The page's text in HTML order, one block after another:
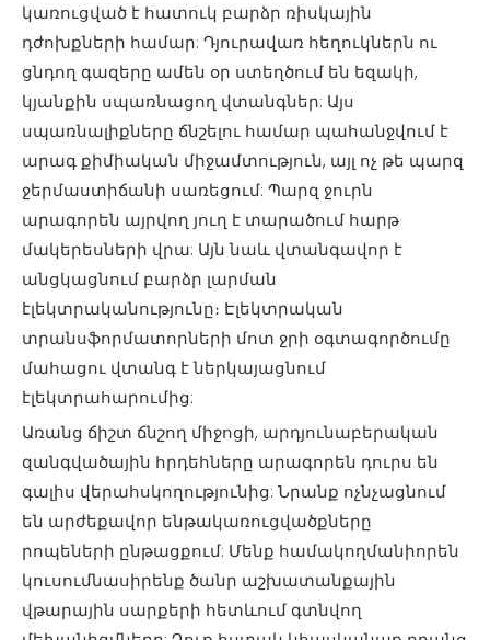
կառուցված է հատուկ բարձր ռիսկային
դժոխքների համար: Դյուրավառ հեղուկներն ու
ցնդող գազերը ամեն օր ստեղծում են եզակի,
կյանքին սպառնացող վտանգներ: Այս
սպառնալիքները ճնշելու համար պահանջվում է
արագ քիմիական միջամտություն, այլ ոչ թե պարզ
ջերմաստիճանի սառեցում: Պարզ ջուրն
արագորեն այրվող յուղ է տարածում հարթ
մակերեսների վրա: Այն նաև վտանգավոր է
անցկացնում բարձր լարման
էլեկտրականությունը։ Էլեկտրական
տրանսֆորմատորների մոտ ջրի օգտագործումը
մահացու վտանգ է ներկայացնում
էլեկտրահարումից:
Առանց ճիշտ ճնշող միջոցի, արդյունաբերական
զանգվածային հրդեհները արագորեն դուրս են
գալիս վերահսկողությունից: Նրանք ոչնչացնում
են արժեքավոր ենթակառուցվածքները
րոպեների ընթացքում: Մենք համակողմանիորեն
կուսումնասիրենք ծանր աշխատանքային
վթարային սարքերի հետևում գտնվող